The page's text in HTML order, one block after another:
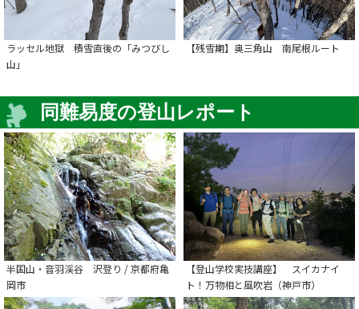
ラッセル地獄 積雪直後の「みつびし
山」
【残雪期】奥三角山 南尾根ルート
同難易度の登山レポート
半国山・音羽渓谷 沢登り / 京都府亀
岡市
【登山学校実技講座】 スイカナイ
ト！万物相と風吹岩（神戸市）